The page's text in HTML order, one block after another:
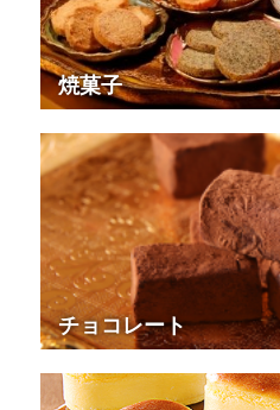
焼菓子
チョコレート